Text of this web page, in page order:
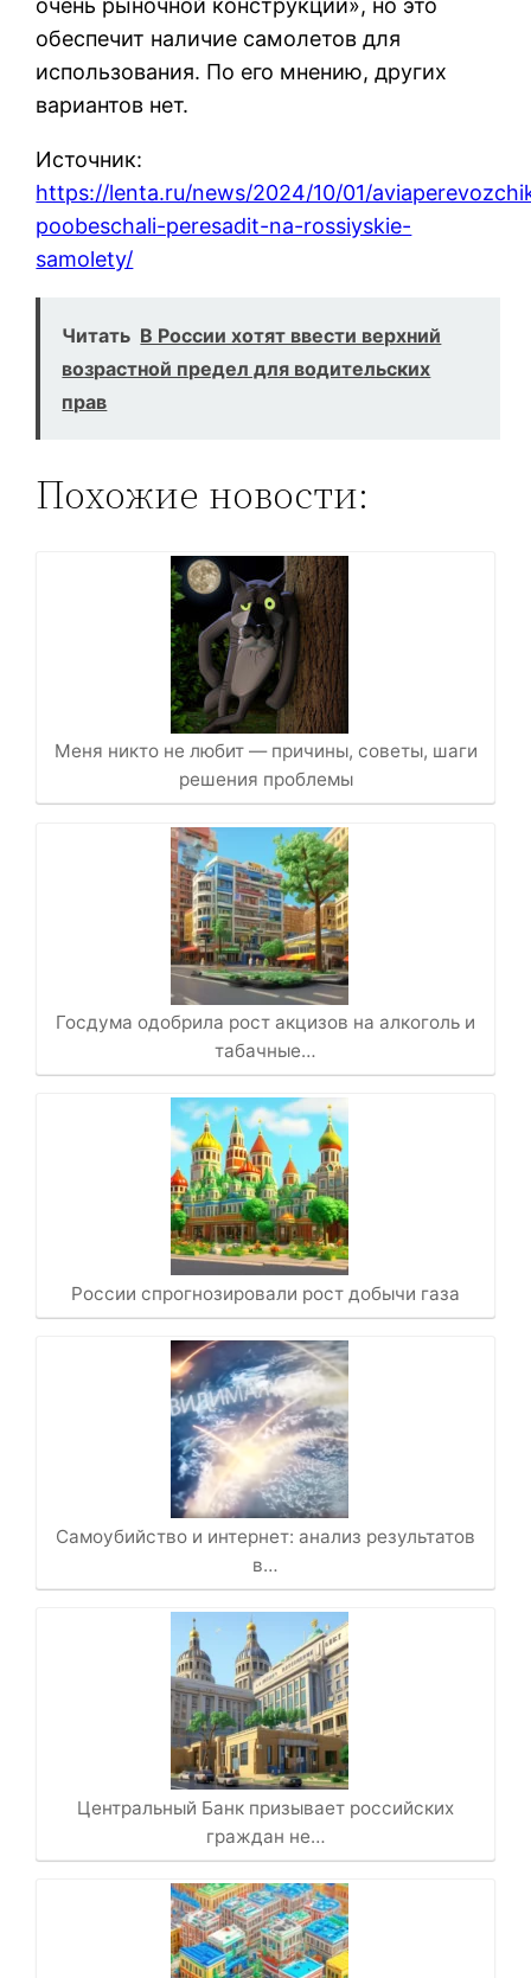
очень рыночной конструкции», но это
обеспечит наличие самолетов для
использования. По его мнению, других
вариантов нет.
Источник:
https://lenta.ru/news/2024/10/01/
poobeschali-peresadit-na-rossiyskie-
samolety/
Читать В России хотят ввести верхний
возрастной предел для водительских
прав
Похожие новости:
Меня никто не любит — причины, советы, шаги
решения проблемы
Госдума одобрила рост акцизов на алкоголь и
табачные…
России спрогнозировали рост добычи газа
Самоубийство и интернет: анализ результатов
в…
Центральный Банк призывает российских
граждан не…